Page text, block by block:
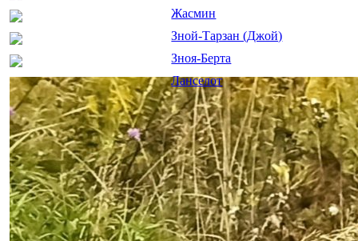
Жасмин
Зной-Тарзан (Джой)
Зноя-Берта
Ланселот